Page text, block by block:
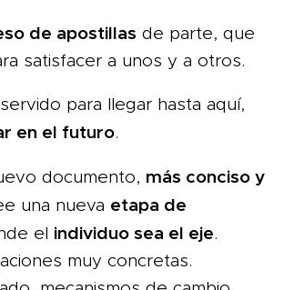
de apostillas de parte, que
satisfacer a unos y a otros.
para llegar hasta aquí,
en el futuro.
documento, más conciso y
una nueva etapa de
el individuo sea el eje.
muy concretas.